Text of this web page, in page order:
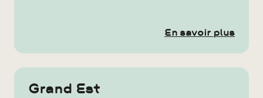
En savoir plus
Grand Est